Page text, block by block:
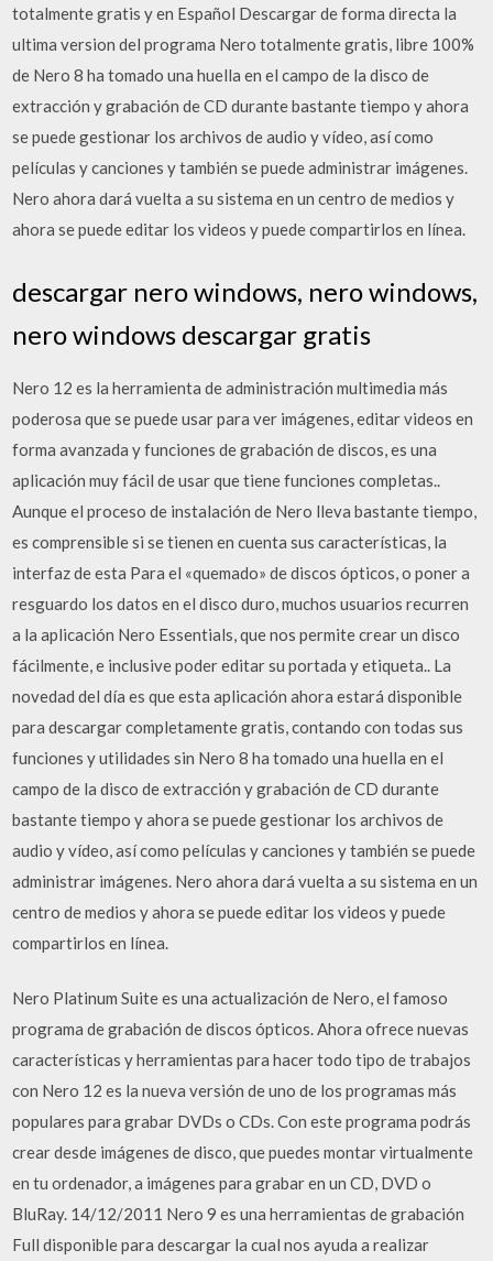
totalmente gratis y en Español Descargar de forma directa la
ultima version del programa Nero totalmente gratis, libre 100%
de Nero 8 ha tomado una huella en el campo de la disco de
extracción y grabación de CD durante bastante tiempo y ahora
se puede gestionar los archivos de audio y vídeo, así como
películas y canciones y también se puede administrar imágenes.
Nero ahora dará vuelta a su sistema en un centro de medios y
ahora se puede editar los videos y puede compartirlos en línea.
descargar nero windows, nero windows,
nero windows descargar gratis
Nero 12 es la herramienta de administración multimedia más
poderosa que se puede usar para ver imágenes, editar videos en
forma avanzada y funciones de grabación de discos, es una
aplicación muy fácil de usar que tiene funciones completas..
Aunque el proceso de instalación de Nero lleva bastante tiempo,
es comprensible si se tienen en cuenta sus características, la
interfaz de esta Para el «quemado» de discos ópticos, o poner a
resguardo los datos en el disco duro, muchos usuarios recurren
a la aplicación Nero Essentials, que nos permite crear un disco
fácilmente, e inclusive poder editar su portada y etiqueta.. La
novedad del día es que esta aplicación ahora estará disponible
para descargar completamente gratis, contando con todas sus
funciones y utilidades sin Nero 8 ha tomado una huella en el
campo de la disco de extracción y grabación de CD durante
bastante tiempo y ahora se puede gestionar los archivos de
audio y vídeo, así como películas y canciones y también se puede
administrar imágenes. Nero ahora dará vuelta a su sistema en un
centro de medios y ahora se puede editar los videos y puede
compartirlos en línea.
Nero Platinum Suite es una actualización de Nero, el famoso
programa de grabación de discos ópticos. Ahora ofrece nuevas
características y herramientas para hacer todo tipo de trabajos
con Nero 12 es la nueva versión de uno de los programas más
populares para grabar DVDs o CDs. Con este programa podrás
crear desde imágenes de disco, que puedes montar virtualmente
en tu ordenador, a imágenes para grabar en un CD, DVD o
BluRay. 14/12/2011 Nero 9 es una herramientas de grabación
Full disponible para descargar la cual nos ayuda a realizar